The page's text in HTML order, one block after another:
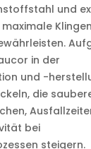
und
maximale
in der
und -
die
bei
steigern.